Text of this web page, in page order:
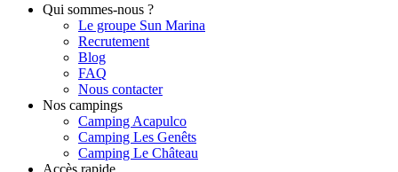
Qui sommes-nous ?
Le groupe Sun Marina
Recrutement
Blog
FAQ
Nous contacter
Nos campings
Camping Acapulco
Camping Les Genêts
Camping Le Château
Accès rapide